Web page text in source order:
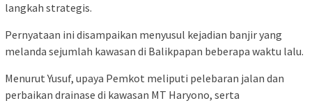
langkah strategis.
Pernyataan ini disampaikan menyusul kejadian banjir yang
melanda sejumlah kawasan di Balikpapan beberapa waktu lalu.
Menurut Yusuf, upaya Pemkot meliputi pelebaran jalan dan
perbaikan drainase di kawasan MT Haryono, serta